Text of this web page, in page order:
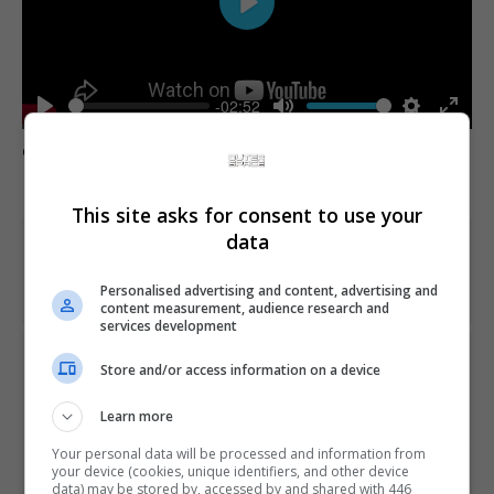
-02:52
SettingsEnter
Play
Comente esta notícia no Fórum Outer Space
Share This
Dragon Age: The Veilguard, com visual estilo Fortnite,
NEXT ARTICLE
This site asks for consent to use your
data
Personalised advertising and content, advertising and
content measurement, audience research and
services development
Store and/or access information on a device
Learn more
Your personal data will be processed and information from
your device (cookies, unique identifiers, and other device
data) may be stored by, accessed by and shared with 446